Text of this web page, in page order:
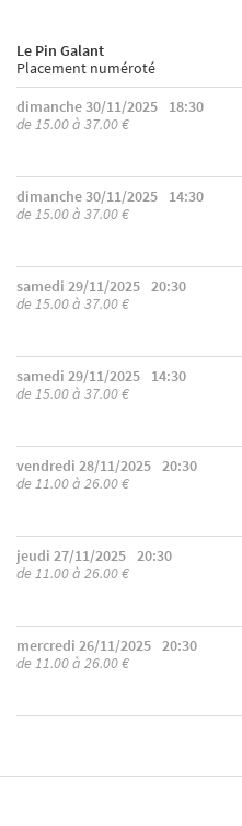
Le Pin Galant
Placement numéroté
dimanche 30/11/2025
18:30
de 15.00 à 37.00 €
dimanche 30/11/2025
14:30
de 15.00 à 37.00 €
samedi 29/11/2025 20:30
de 15.00 à 37.00 €
samedi 29/11/2025
14:30
de 15.00 à 37.00 €
vendredi 28/11/2025 20:30
de 11.00 à 26.00 €
jeudi 27/11/2025 20:30
de 11.00 à 26.00 €
mercredi 26/11/2025 20:30
de 11.00 à 26.00 €